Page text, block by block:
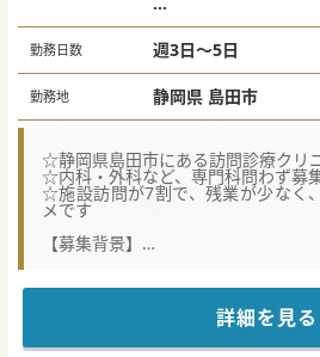
週3日 1,000万円～
週4日 1,600万円～
週5日 1,900万円～
夜間オンコール：1回
夜間往診手当：出動1
勤務日数 週3日～5日
勤務地 静岡県 島田市
☆静岡県島田市にある訪問診療クリ
☆内科・外科など、専門科問わず募
☆施設訪問が7割で、残業が少なく
メです
【募集背景】
■現理事長が理事長業務に専念した
■訪問診療未経験でも、医師歴が3
入れ可能ですししっかりと研修も実
■訪問先割合施設70％：居宅30％で
比較的訪問診療に挑戦しやすい環境
詳細を見る